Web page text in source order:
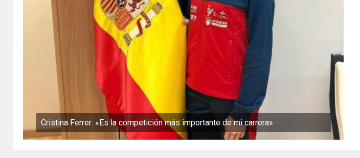
Cristina Ferrer: «Es la competición más importante de mi carrera»